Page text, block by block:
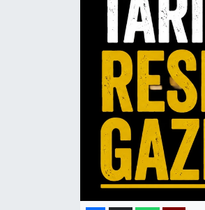
Kültür & Sanat
Yazarlar